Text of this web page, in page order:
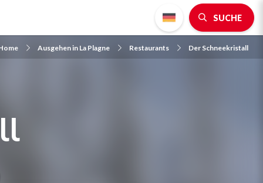
SUCHE
Ausgehen in La Plagne Restaurants Der Schneekristall